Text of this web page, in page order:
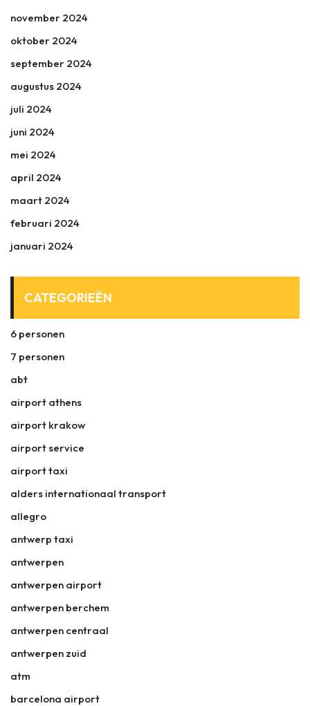
november 2024
oktober 2024
september 2024
augustus 2024
juli 2024
juni 2024
mei 2024
april 2024
maart 2024
februari 2024
januari 2024
CATEGORIEËN
6 personen
7 personen
abt
airport athens
airport krakow
airport service
airport taxi
alders internationaal transport
allegro
antwerp taxi
antwerpen
antwerpen airport
antwerpen berchem
antwerpen centraal
antwerpen zuid
atm
barcelona airport